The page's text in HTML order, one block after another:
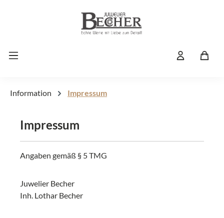
Zum Hauptinhalt springen
Information Impressum
Impressum
Angaben gemäß § 5 TMG
Juwelier Becher
Inh. Lothar Becher